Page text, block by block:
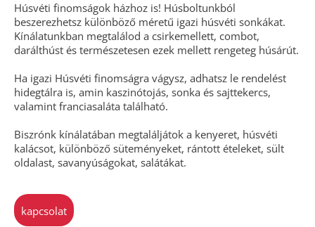
Húsvéti finomságok házhoz is! Húsboltunkból
beszerezhetsz különböző méretű igazi húsvéti sonkákat.
Kínálatunkban megtalálod a csirkemellett, combot,
darálthúst és természetesen ezek mellett rengeteg húsárút.
Ha igazi Húsvéti finomságra vágysz, adhatsz le rendelést
hidegtálra is, amin kaszinótojás, sonka és sajttekercs,
valamint franciasaláta található.
Biszrónk kínálatában megtaláljátok a kenyeret, húsvéti
kalácsot, különböző süteményeket, rántott ételeket, sült
oldalast, savanyúságokat, salátákat.
kapcsolat